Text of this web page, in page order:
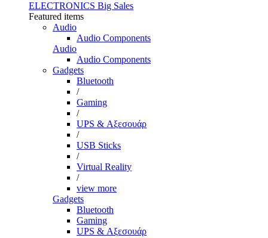
ELECTRONICS Big Sales
Featured items
Audio
Audio Components
Audio
Audio Components
Gadgets
Bluetooth
/
Gaming
/
UPS & Αξεσουάρ
/
USB Sticks
/
Virtual Reality
/
view more
Gadgets
Bluetooth
Gaming
UPS & Αξεσουάρ